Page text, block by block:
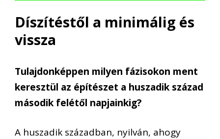
Díszítéstől a minimálig és
vissza
Tulajdonképpen milyen fázisokon ment
keresztül az építészet a huszadik század
második felétől napjainkig?
A huszadik században, nyilván, ahogy